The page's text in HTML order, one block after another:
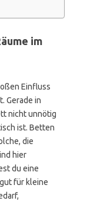
im
Einfluss
Gerade in
nicht unnötig
ist. Betten
die
hier
du eine
für kleine